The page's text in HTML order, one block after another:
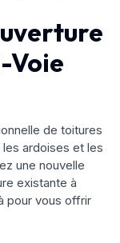
de toitures
ardoises et les
une nouvelle
existante à
pour vous offrir